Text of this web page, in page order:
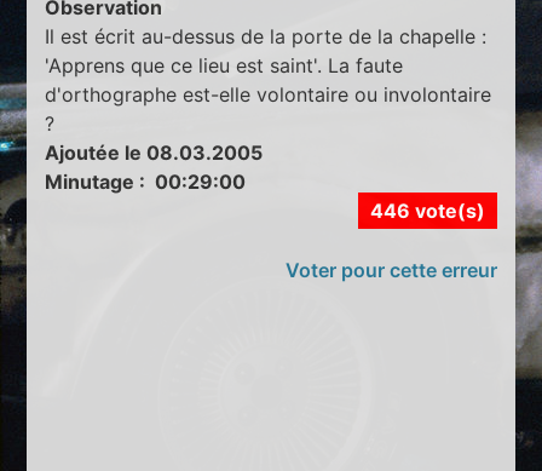
Observation
Il est écrit au-dessus de la porte de la chapelle :
'Apprens que ce lieu est saint'. La faute
d'orthographe est-elle volontaire ou involontaire
?
Ajoutée le 08.03.2005
Minutage : 00:29:00
446 vote(s)
Voter pour cette erreur